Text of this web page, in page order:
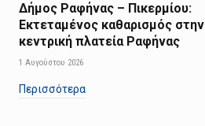
Δήμος Ραφήνας – Πικερμίου:
Εκτεταμένος καθαρισμός στην
κεντρική πλατεία Ραφήνας
1 Αυγούστου 2026
Περισσότερα